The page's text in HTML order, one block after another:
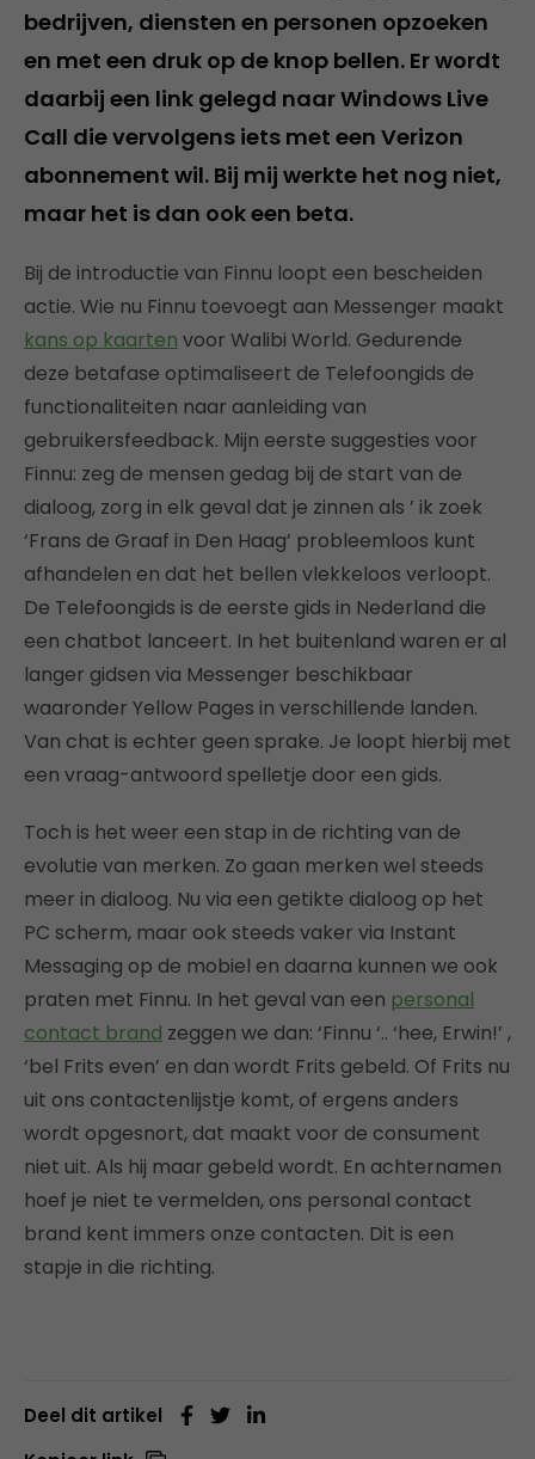
bedrijven, diensten en personen opzoeken
en met een druk op de knop bellen. Er wordt
daarbij een link gelegd naar Windows Live
Call die vervolgens iets met een Verizon
abonnement wil. Bij mij werkte het nog niet,
maar het is dan ook een beta.
Bij de introductie van Finnu loopt een bescheiden
actie. Wie nu Finnu toevoegt aan Messenger maakt
kans op kaarten voor Walibi World. Gedurende
deze betafase optimaliseert de Telefoongids de
functionaliteiten naar aanleiding van
gebruikersfeedback. Mijn eerste suggesties voor
Finnu: zeg de mensen gedag bij de start van de
dialoog, zorg in elk geval dat je zinnen als ’ ik zoek
‘Frans de Graaf in Den Haag’ probleemloos kunt
afhandelen en dat het bellen vlekkeloos verloopt.
De Telefoongids is de eerste gids in Nederland die
een chatbot lanceert. In het buitenland waren er al
langer gidsen via Messenger beschikbaar
waaronder Yellow Pages in verschillende landen.
Van chat is echter geen sprake. Je loopt hierbij met
een vraag-antwoord spelletje door een gids.
Toch is het weer een stap in de richting van de
evolutie van merken. Zo gaan merken wel steeds
meer in dialoog. Nu via een getikte dialoog op het
PC scherm, maar ook steeds vaker via Instant
Messaging op de mobiel en daarna kunnen we ook
praten met Finnu. In het geval van een personal
contact brand zeggen we dan: ‘Finnu ‘.. ‘hee, Erwin!’ ,
‘bel Frits even’ en dan wordt Frits gebeld. Of Frits nu
uit ons contactenlijstje komt, of ergens anders
wordt opgesnort, dat maakt voor de consument
niet uit. Als hij maar gebeld wordt. En achternamen
hoef je niet te vermelden, ons personal contact
brand kent immers onze contacten. Dit is een
stapje in die richting.
Deel dit artikel